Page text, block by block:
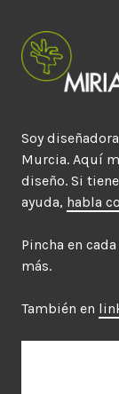
contenido
Estudio
Soy
Murcia. Aquí
diseño. Si
ayuda, habla
Pincha en
más.
También en